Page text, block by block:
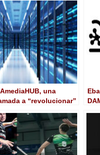
una
a “revolucionar”